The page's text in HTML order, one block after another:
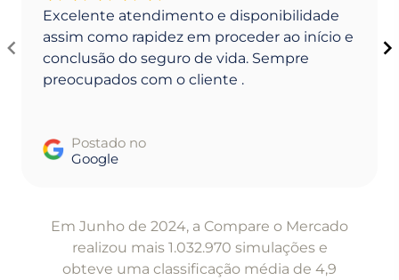
Excelente atendimento e disponibilidade
assim como rapidez em proceder ao início e
conclusão do seguro de vida. Sempre
preocupados com o cliente .
Postado no
Google
Em Junho de 2024, a Compare o Mercado
realizou mais 1.032.970 simulações e
obteve uma classificação média de 4,9